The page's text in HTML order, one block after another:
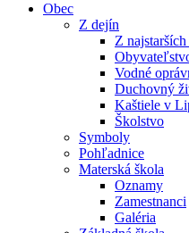
Obec
Z dejín
Z
Vodné
Duchovný
Kaštiele v
Školstvo
Symboly
Pohľadnice
Materská škola
Oznamy
Zamestnanci
Galéria